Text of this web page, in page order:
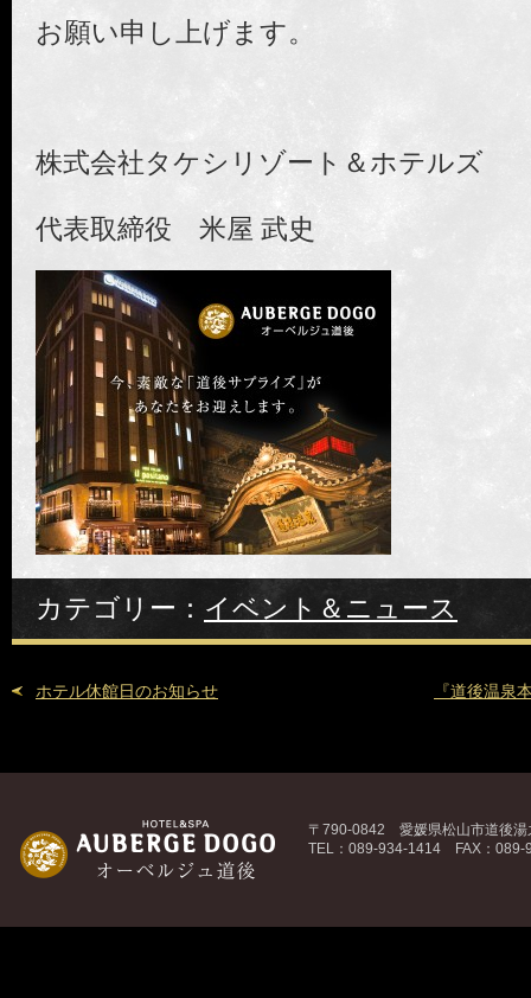
お願い申し上げます。
株式会社タケシリゾート＆ホテルズ
代表取締役 米屋 武史
カテゴリー： イベント＆ニュース
ホテル休館日のお知らせ 『道後温泉
〒790-0842 愛媛県松山市道後湯
TEL：089-934-1414 FAX：089-